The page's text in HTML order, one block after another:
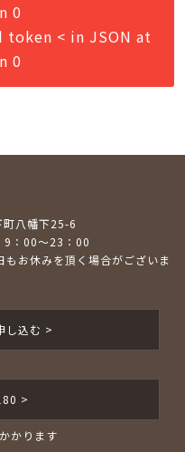
0
token < in JSON at
0
八幡下25-6
：00～23：00
お休みを頂く場合がございま
し込む >
>
かります